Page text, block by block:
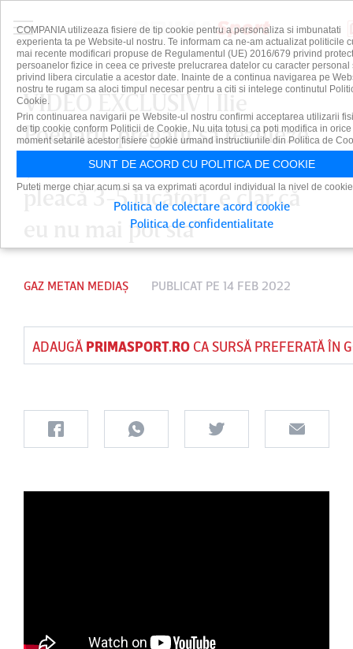
VIDEO EXCLUSIV ǀ Ilie
Poenaru, pregătit să rezilieze
şi el cu Gaz Metan: ”Dacă mai
pleacă 3-5 jucători, e clar că
eu nu mai pot sta”
GAZ METAN MEDIAȘ PUBLICAT PE 14 FEB 2022
ADAUGĂ PRIMASPORT.ROCA SURSĂ PREFERATĂ ÎN
COMPANIA utilizeaza fisiere de tip cookie pentru a personaliza si imbunatati
experienta ta pe Website-ul nostru. Te informam ca ne-am actualizat politicile
mai recente modificari propuse de Regulamentul (UE) 2016/679 privind
persoanelor fizice in ceea ce priveste prelucrarea datelor cu caracter personal
privind libera circulatie a acestor date. Inainte de a continua navigarea pe
nostru te rugam sa aloci timpul necesar pentru a citi si intelege continutul
Cookie.
Prin continuarea navigarii pe Website-ul nostru confirmi acceptarea utilizarii
de tip cookie conform Politicii de Cookie. Nu uita totusi ca poti modifica in orice
moment setarile acestor fisiere cookie urmand instructiunile din Politica de
SUNT DE ACORD CU POLITICA DE COOKIE
Puteti merge chiar acum si sa va exprimati acordul individual la nivel de
Politica de colectare acord cookie
Politica de confidentialitate